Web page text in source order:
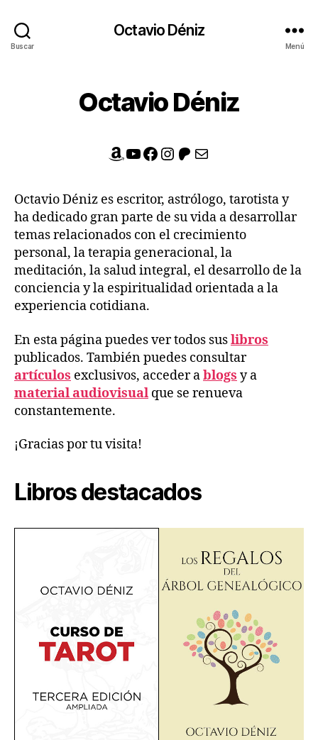
Buscar
Octavio Déniz
Menú
Octavio Déniz
Amazon
YouTube
Facebook
Instagram
Patreon
Correo electrónico
Octavio Déniz es escritor, astrólogo, tarotista y
ha dedicado gran parte de su vida a desarrollar
temas relacionados con el crecimiento
personal, la terapia generacional, la
meditación, la salud integral, el desarrollo de la
conciencia y la espiritualidad orientada a la
experiencia cotidiana.
En esta página puedes ver todos suslibros
publicados. También puedes consultar
artículos exclusivos, acceder ablogs y a
material audiovisual que se renueva
constantemente.
¡Gracias por tu visita!
Libros destacados